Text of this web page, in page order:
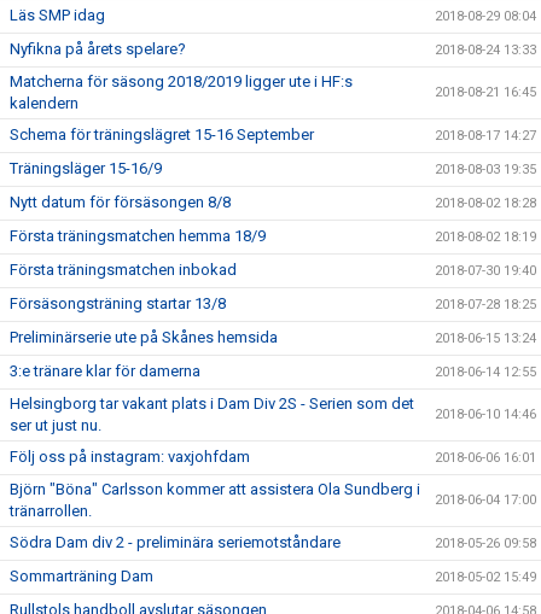
Läs SMP idag 2018-08-29 08:04
Nyfikna på årets spelare? 2018-08-24 13:33
Matcherna för säsong 2018/2019 ligger ute i HF:s
kalendern
2018-08-21 16:45
Schema för träningslägret 15-16 September 2018-08-17 14:27
Träningsläger 15-16/9 2018-08-03 19:35
Nytt datum för försäsongen 8/8 2018-08-02 18:28
Första träningsmatchen hemma 18/9 2018-08-02 18:19
Första träningsmatchen inbokad 2018-07-30 19:40
Försäsongsträning startar 13/8 2018-07-28 18:25
Preliminärserie ute på Skånes hemsida 2018-06-15 13:24
3:e tränare klar för damerna 2018-06-14 12:55
Helsingborg tar vakant plats i Dam Div 2S - Serien som det
ser ut just nu.
2018-06-10 14:46
Följ oss på instagram: vaxjohfdam 2018-06-06 16:01
Björn "Böna" Carlsson kommer att assistera Ola Sundberg i
tränarrollen.
2018-06-04 17:00
Södra Dam div 2 - preliminära seriemotståndare 2018-05-26 09:58
Sommarträning Dam 2018-05-02 15:49
Rullstols handboll avslutar säsongen